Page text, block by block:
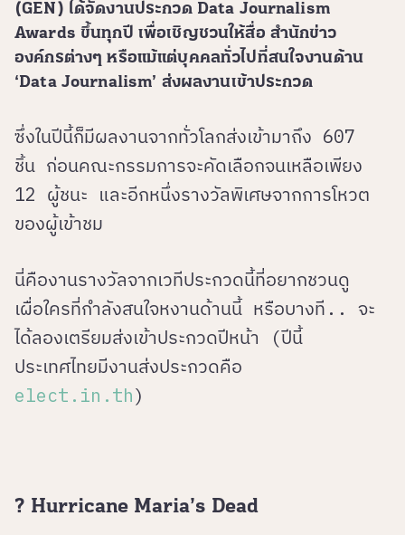
(GEN) ได้จัดงานประกวด Data Journalism
Awards ขึ้นทุกปี เพื่อเชิญชวนให้สื่อ สำนักข่าว
องค์กรต่างๆ หรือแม้แต่บุคคลทั่วไปที่สนใจงานด้าน
‘Data Journalism’ ส่งผลงานเข้าประกวด
ซึ่งในปีนี้ก็มีผลงานจากทั่วโลกส่งเข้ามาถึง 607
ชิ้น ก่อนคณะกรรมการจะคัดเลือกจนเหลือเพียง
12 ผู้ชนะ และอีกหนึ่งรางวัลพิเศษจากการโหวต
ของผู้เข้าชม
นี่คืองานรางวัลจากเวทีประกวดนี้ที่อยากชวนดู
เผื่อใครที่กำลังสนใจหงานด้านนี้ หรือบางที.. จะ
ได้ลองเตรียมส่งเข้าประกวดปีหน้า (ปีนี้
ประเทศไทยมีงานส่งประกวดคือ
elect.in.th)
? Hurricane Maria’s Dead